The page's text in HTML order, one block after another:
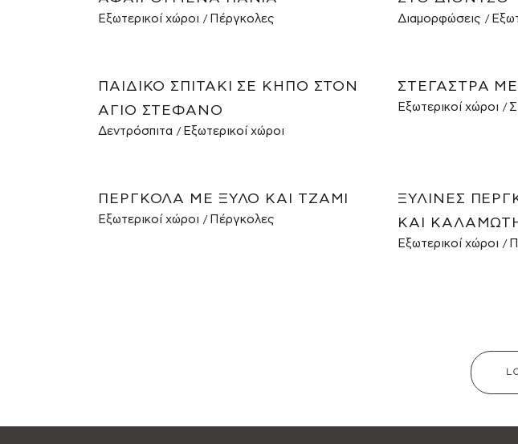
Εξωτερικοί χώροι Πέργκολες Διαμορφώσεις
ΠΑΙΔΙΚΌ ΣΠΙΤΆΚΙ ΣΕ ΚΉΠΟ ΣΤΟΝ
ΆΓΙΟ ΣΤΈΦΑΝΟ
Δεντρόσπιτα Εξωτερικοί χώροι
ΣΤΈΓΑΣΤΡΑ ΜΕ
Εξωτερικοί χώροι
ΠΈΡΓΚΟΛΑ ΜΕ ΞΎΛΟ ΚΑΙ ΤΖΆΜΙ
Εξωτερικοί χώροι Πέργκολες
ΞΎΛΙΝΕΣ
ΚΑΙ
Εξωτερικοί χώροι